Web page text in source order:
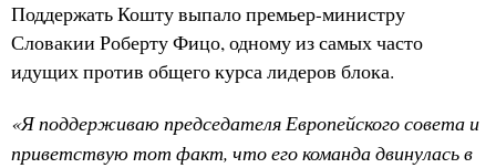
Поддержать Кошту выпало премьер-министру
Словакии Роберту Фицо, одному из самых часто
идущих против общего курса лидеров блока.
«Я поддерживаю председателя Европейского совета и
приветствую тот факт, что его команда двинулась в